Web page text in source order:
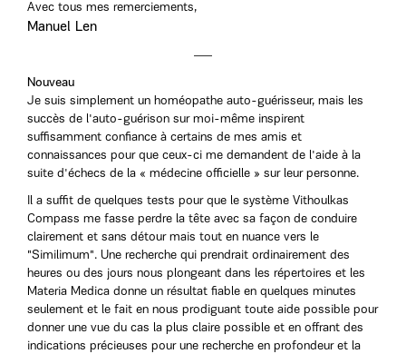
Avec tous mes remerciements,
Manuel Len
Nouveau
Je suis simplement un homéopathe auto-guérisseur, mais les
succès de l'auto-guérison sur moi-même inspirent
suffisamment confiance à certains de mes amis et
connaissances pour que ceux-ci me demandent de l'aide à la
suite d'échecs de la « médecine officielle » sur leur personne.
Il a suffit de quelques tests pour que le système Vithoulkas
Compass me fasse perdre la tête avec sa façon de conduire
clairement et sans détour mais tout en nuance vers le
"Similimum". Une recherche qui prendrait ordinairement des
heures ou des jours nous plongeant dans les répertoires et les
Materia Medica donne un résultat fiable en quelques minutes
seulement et le fait en nous prodiguant toute aide possible pour
donner une vue du cas la plus claire possible et en offrant des
indications précieuses pour une recherche en profondeur et la